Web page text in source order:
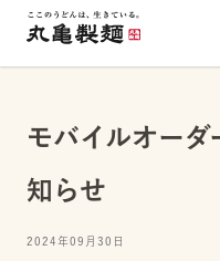
モバイルオー
知らせ
2024年09月30日